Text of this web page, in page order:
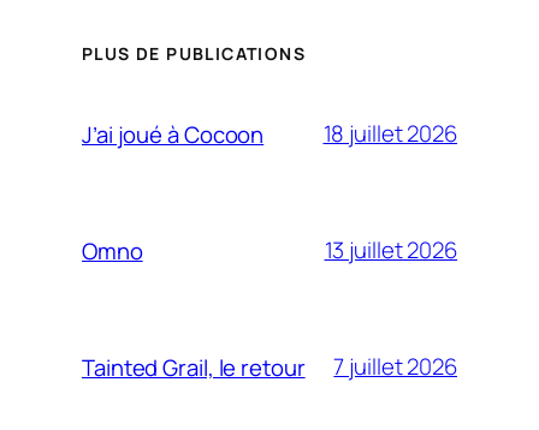
PLUS DE PUBLICATIONS
J’ai joué à Cocoon 18 juillet 2026
Omno 13 juillet 2026
Tainted Grail, le retour 7 juillet 2026